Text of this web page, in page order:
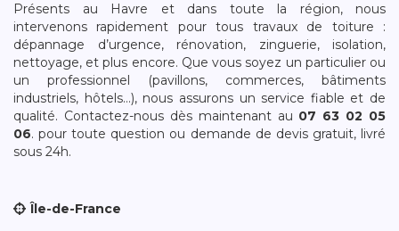
Présents au Havre et dans toute la région, nous
intervenons rapidement pour tous travaux de toiture :
dépannage d’urgence, rénovation, zinguerie, isolation,
nettoyage, et plus encore. Que vous soyez un particulier ou
un professionnel (pavillons, commerces, bâtiments
industriels, hôtels…), nous assurons un service fiable et de
qualité. Contactez-nous dès maintenant au 07 63 02 05
06. pour toute question ou demande de devis gratuit, livré
sous 24h.
Île-de-France